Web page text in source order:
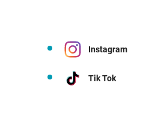
Instagram
Tik Tok